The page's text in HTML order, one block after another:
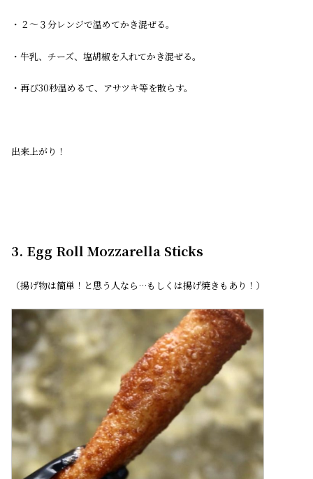
・２〜３分レンジで温めてかき混ぜる。
・牛乳、チーズ、塩胡椒を入れてかき混ぜる。
・再び30秒温めるて、アサツキ等を散らす。
出来上がり！
3. Egg Roll Mozzarella Sticks
（揚げ物は簡単！と思う人なら…もしくは揚げ焼きもあり！）